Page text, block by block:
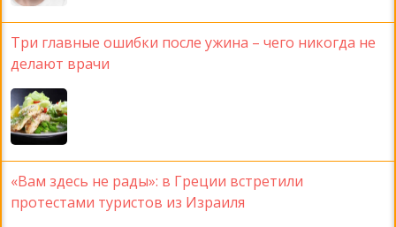
Три главные ошибки после ужина – чего никогда не
делают врачи
«Вам здесь не рады»: в Греции встретили
протестами туристов из Израиля